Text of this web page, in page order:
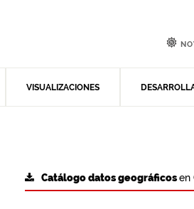
VISUALIZACIONES
Catálogo datos geográficosen